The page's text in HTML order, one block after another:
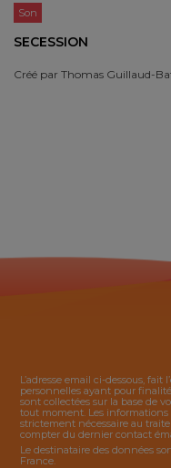
Son
SECESSION
Créé par Thomas Guillaud-
L’adresse email ci-dessous,
personnelles ayant pour finalité
sont collectées sur la base de
tout moment. Les
strictement nécessaire au
compter du dernier contact
Le destinataire des données
France.